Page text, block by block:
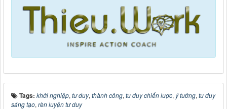
Tags: khởi nghiệp, tư duy, thành công, tư duy chiến lược, ý tưởng, tư duy
sáng tạo, rèn luyện tư duy